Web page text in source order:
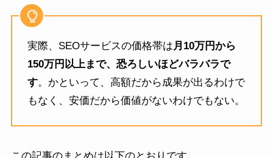
実際、SEOサービスの価格帯は月10万円から
150万円以上まで、恐ろしいほどバラバラで
す。かといって、高額だから成果が出るわけで
もなく、安価だから価値がないわけでもない。